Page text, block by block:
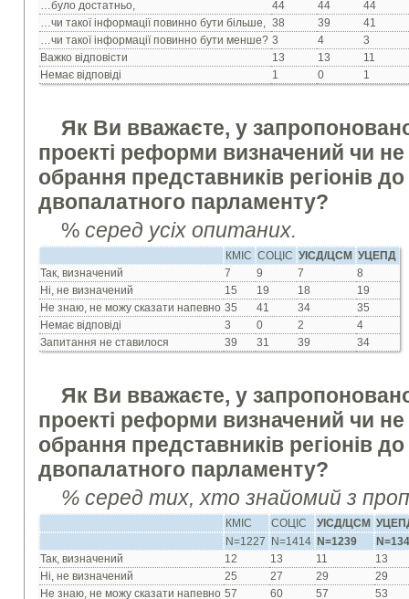
…було достатньо, 44 44
44
…чи такої інформації повинно бути більше, 38 39
41
…чи такої інформації повинно бути менше? 3 4
3
Важко відповісти
13 13
11
Немає відповіді
1 0 1
Як Ви вважаєте, у
проекті реформи визначений чи
обрання представників регіонів
двопалатного парламенту?
%серед усіх опитаних.
КМІС СОЦІС УІСД/ЦСМ
УЦЕПД
Так, визначений
7 9 7
8
Ні, не визначений
15 19 18
19
Не знаю, не можу сказати напевно 35 41 34
35
Немає відповіді
3 0 2
4
Запитання не ставилося
39 31 39 34
Як Ви вважаєте, у
проекті реформи визначений чи
обрання представників регіонів
двопалатного парламенту?
% серед тих, хто знайомий з
КМІС СОЦІС УІСД/ЦСМ
N=1227
N=1414 N=1239
Так, визначений
12 13 11
13
Ні, не визначений
25 27 29
29
Не знаю, не можу сказати напевно 57 60 57
53